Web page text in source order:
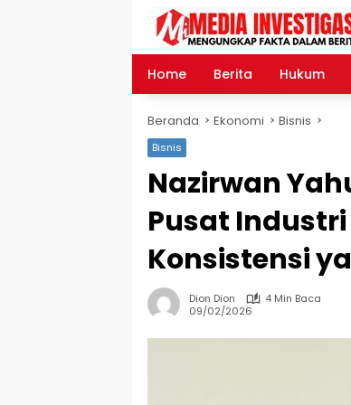
Home Berita Hukum
Beranda Ekonomi Bisnis
Bisnis
Nazirwan
Pusat
Konsistensi
Dion Dion
4 Min Baca
09/02/2026